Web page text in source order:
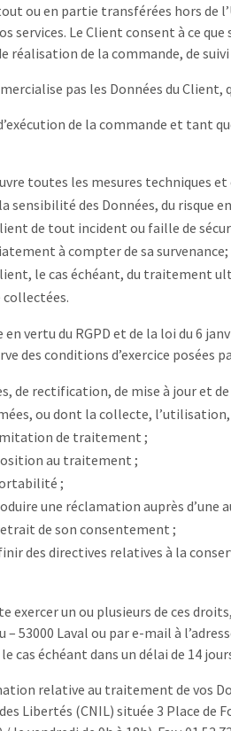
ou en partie transférées hors de
services. Le Client consent à ce
réalisation de la commande, de
pas les Données du
de la commande et tant
toutes les mesures techniques
sensibilité des Données, du risque
de tout incident ou faille de
à compter de sa survenance;
le cas échéant, du traitement
vertu du RGPD et de la loi du 6
des conditions d’exercice posées
de rectification, de mise à jour et
ou dont la collecte,
de traitement ;
au traitement ;
;
une réclamation auprès d’une
de son consentement ;
des directives relatives à la
exercer un ou plusieurs de ces
– 53000 Laval ou par e-mail à
cas échéant dans un délai de 14
relative au traitement de vos
Libertés (CNIL) située 3 Place de